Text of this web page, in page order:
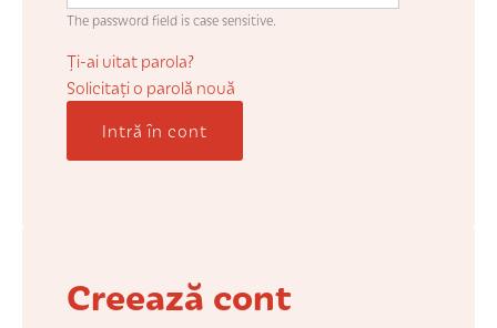
The password field is case sensitive.
Ți-ai uitat parola?
Solicitaţi o parolă nouă
Intră în cont
Creează cont